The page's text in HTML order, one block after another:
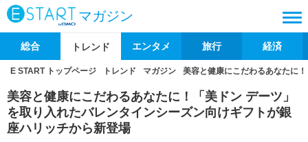
マガジン
総合 トレンド エンタメ 旅行 経済
E START トップページ トレンド マガジン 美容と健康にこだわるあなたに
美容と健康にこだわるあなたに！「美ドン デーツ」
を取り入れたバレンタインシーズン向けギフトが銀
座ハリッチから新登場